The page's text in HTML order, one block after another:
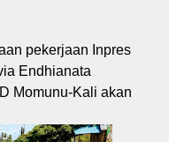
pekerjaan Inpres
Endhianata
Momunu-Kali akan